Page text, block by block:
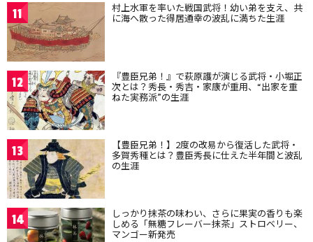
11 村上水軍を率いた戦国武将！幼い弟を支え、共
に海へ散った得居通幸の波乱に満ちた生涯
12 『豊臣兄弟！』で萩原護が演じる武将・小堀正
次とは？秀長・秀吉・家康が重用、“出家を重
ねた実務派”の生涯
13 【豊臣兄弟！】2度の改易から復活した武将・
多賀秀種とは？豊臣秀長に仕えた半年間と波乱
の生涯
14 しっかり抹茶の味わい、さらに果実の香りも楽
しめる「無糖フレーバー抹茶」ストロベリー、
マンゴー新発売